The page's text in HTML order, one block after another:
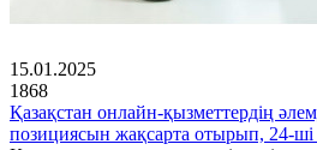
15.01.2025
1868
Қазақстан онлайн-қызметтердің
позициясын жақсарта отырып, 24-